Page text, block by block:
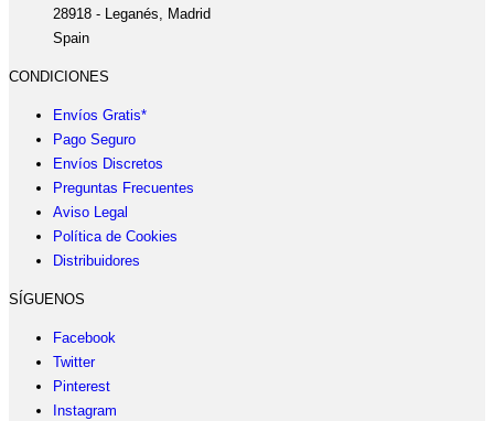
28918 - Leganés, Madrid
Spain
CONDICIONES
Envíos Gratis*
Pago Seguro
Envíos Discretos
Preguntas Frecuentes
Aviso Legal
Política de Cookies
Distribuidores
SÍGUENOS
Facebook
Twitter
Pinterest
Instagram